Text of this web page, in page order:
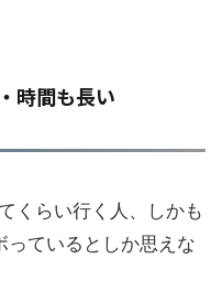
時間も長い
くらい行く人、しかも
っているとしか思えな